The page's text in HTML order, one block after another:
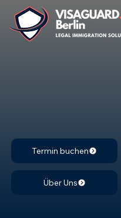
Termin buchen
Über Uns